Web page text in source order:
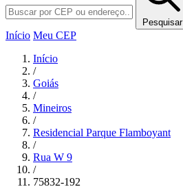
Pesquisar
Início Meu CEP
Início
/
Goiás
/
Mineiros
/
Residencial Parque Flamboyant
/
Rua W 9
/
75832-192